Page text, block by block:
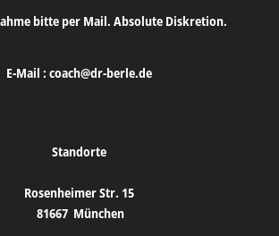
bitte per Mail. Absolute Diskretion.
E-Mail : coach@dr-berle.de
Standorte
Rosenheimer Str. 15
81667 München